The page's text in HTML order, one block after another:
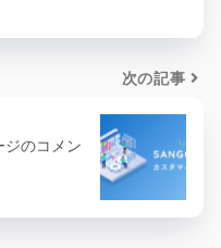
次の記事
ジのコメン